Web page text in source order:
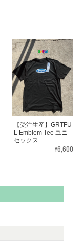
【受注生産】GRTFU
L Emblem Tee ユニ
セックス
¥6,600